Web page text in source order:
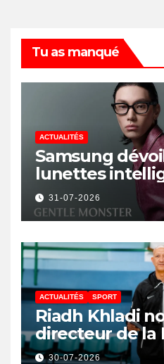
Tu as manqué
ACTUALITÉS
Samsung
lunettes
avec IA et
31-07-2026
ACTUALITÉS SPORT
Riadh Khladi
directeur de la
Nationale de
30-07-2026